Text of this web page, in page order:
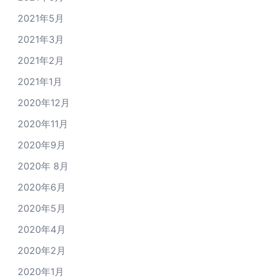
2021年5月
2021年3月
2021年2月
2021年1月
2020年12月
2020年11月
2020年9月
2020年 8月
2020年6月
2020年5月
2020年4月
2020年2月
2020年1月